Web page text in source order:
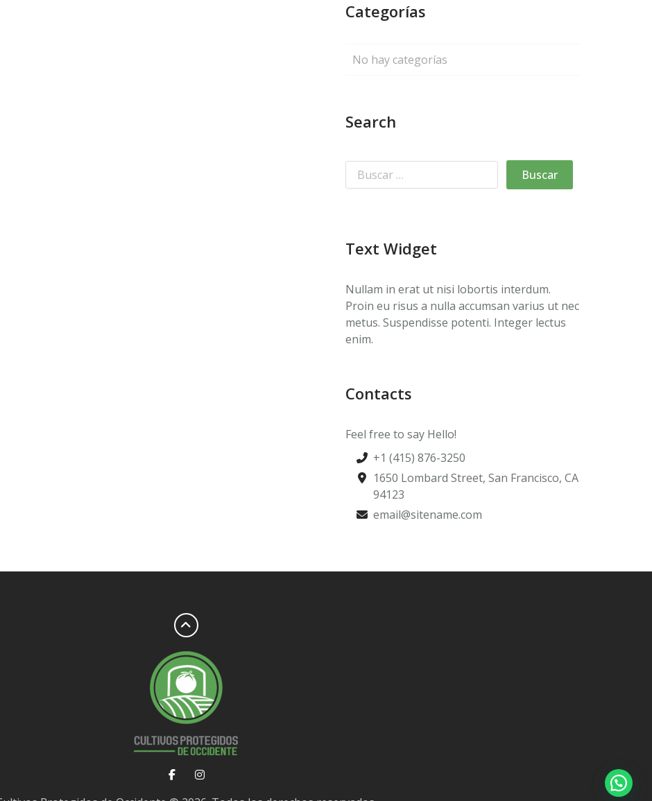
Categorías
No hay categorías
Search
Text Widget
Nullam in erat ut nisi lobortis interdum.
Proin eu risus a nulla accumsan varius ut nec
metus. Suspendisse potenti. Integer lectus
enim.
Contacts
Feel free to say Hello!
+1 (415) 876-3250
1650 Lombard Street, San Francisco, CA
94123
email@sitename.com